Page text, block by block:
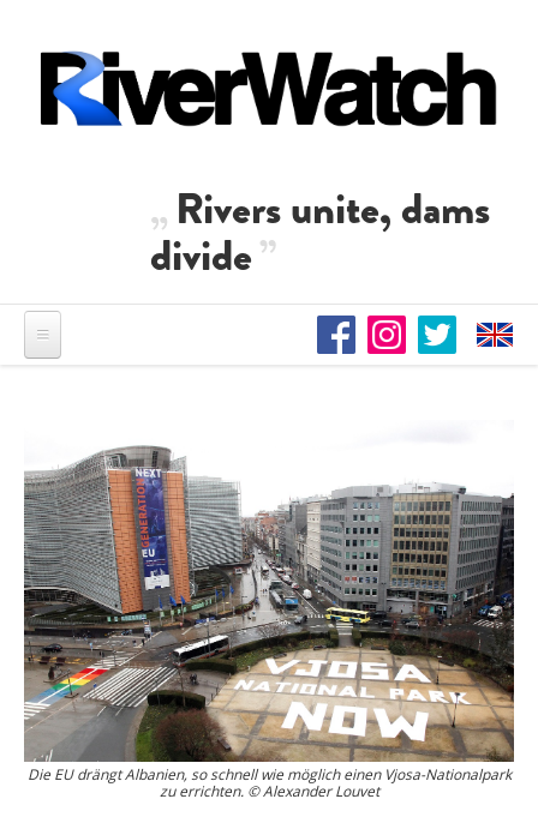
Rivers unite, dams
divide
Die EU drängt Albanien, so schnell wie möglich einen Vjosa-Nationalpark
zu errichten. © Alexander Louvet